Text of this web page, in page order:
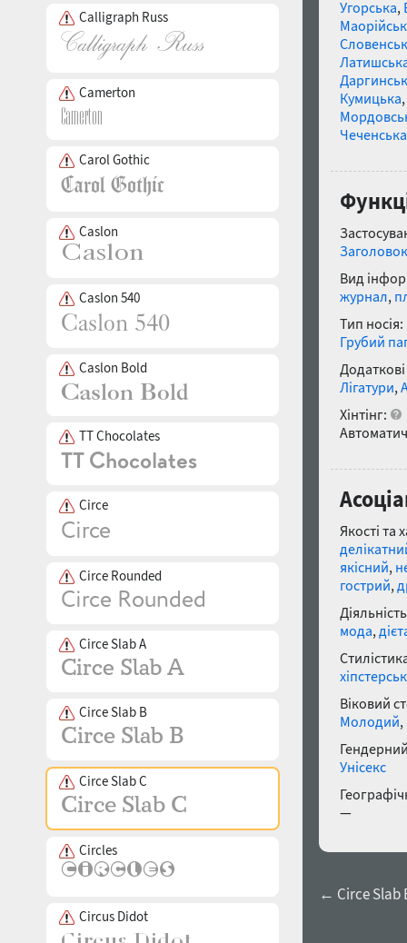
Calligraph Russ
Camerton
Carol Gothic
Caslon
Caslon 540
Caslon Bold
TT Chocolates
Circe
Circe Rounded
Circe Slab A
Circe Slab B
Circe Slab C
Circles
Circus Didot
Угорська,
Кумицька,
Чеченська
Заголовок
Вид
журнал,
Тип носія:
Грубий
Лігатури,
Хінтінг:
Якості та
якісний,
гострий,
мода,
Віковий
Молодий,
Унісекс
—
← Circe Slab